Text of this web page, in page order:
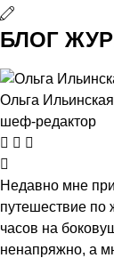
БЛОГ
Ольга Ильинская
шеф-редактор
Недавно мне
путешествие по
часов на
ненапряжно, а